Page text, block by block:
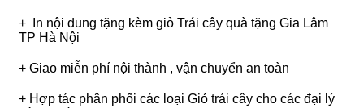
+ In nội dung tặng kèm giỏ Trái cây quà tặng Gia Lâm
TP Hà Nội
+ Giao miễn phí nội thành , vận chuyển an toàn
+ Hợp tác phân phối các loại Giỏ trái cây cho các đại lý